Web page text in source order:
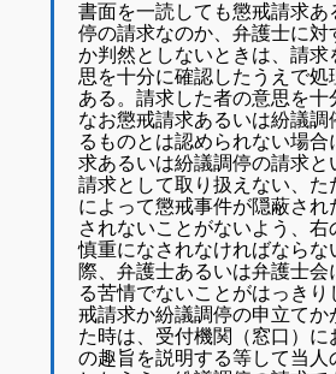
書面を一読しても懲戒請求あ
停の請求なのか、弁護士に対
か判然としないときは、請求
思を十分に確認したうえで処
ある。請求した者の意思を十
なお懲戒請求あるいは紛議調
るものとは認められない場合
求あるいは紛議調停の請求と
請求として取り扱えない、た
によって懲戒事件が隠蔽され
されないことがないよう、右
慎重になされなければならな
際、弁護士あるいは弁護士会
る苦情でないことがはっきり
戒請求か紛議調停の申立てか
た時は、受付機関（窓口）に
の趣旨を説明する等して当人